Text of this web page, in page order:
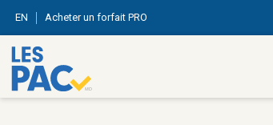
EN Acheter un forfait PRO